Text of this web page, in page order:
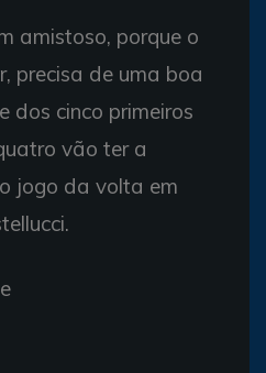
amistoso, porque o
precisa de uma boa
dos cinco primeiros
vão ter a
jogo da volta em